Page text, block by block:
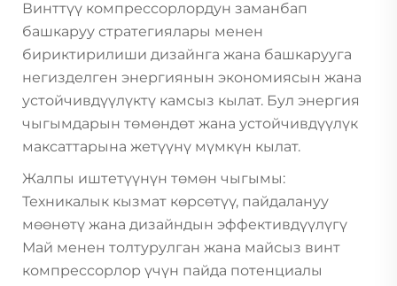
Винттүү компрессорлордун заманбап
башкаруу стратегиялары менен
бириктирилиши дизайнга жана башкарууга
негизделген энергиянын экономиясын жана
устойчивдүүлүктү камсыз кылат. Бул энергия
чыгымдарын төмөндөт жана устойчивдүүлүк
максаттарына жетүүнү мүмкүн кылат.
Жалпы иштетүүнүн төмөн чыгымы:
Техникалык кызмат көрсөтүү, пайдалануу
мөөнөтү жана дизайндын эффективдүүлүгү
Май менен толтурулган жана майсыз винт
компрессорлор үчүн пайда потенциалы